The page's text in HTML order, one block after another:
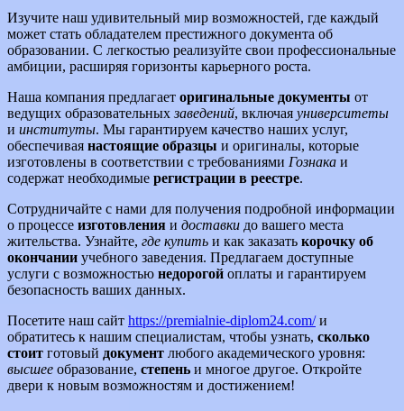
Изучите наш удивительный мир возможностей, где каждый
может стать обладателем престижного документа об
образовании. С легкостью реализуйте свои профессиональные
амбиции, расширяя горизонты карьерного роста.
Наша компания предлагает оригинальные документы от
ведущих образовательныхзаведений, включая университеты
и институты. Мы гарантируем качество наших услуг,
обеспечивая настоящие образцы и оригиналы, которые
изготовлены в соответствии с требованиями Гознака и
содержат необходимые регистрации в реестре.
Сотрудничайте с нами для получения подробной информации
о процессе изготовления и доставки до вашего места
жительства. Узнайте, где купить и как заказать корочку об
окончании учебного заведения. Предлагаем доступные
услуги с возможностью недорогой оплаты и гарантируем
безопасность ваших данных.
Посетите наш сайт https://premialnie-diplom24.com/и
обратитесь к нашим специалистам, чтобы узнать, сколько
стоит готовый документ любого академического уровня:
высшее образование, степень и многое другое. Откройте
двери к новым возможностям и достижением!